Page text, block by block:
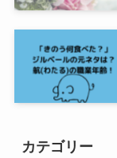
カテゴリー